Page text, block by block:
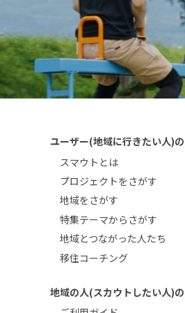
ユーザー(地域に行きたい人)
スマウトとは
プロジェクトをさがす
地域をさがす
特集テーマからさがす
地域とつながった人たち
移住コーチング
地域の人(スカウトしたい人)